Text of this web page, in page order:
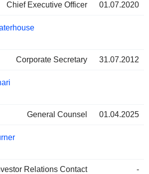
Chief Executive Officer 01.07.2020
Corporate Secretary 31.07.2012
General Counsel 01.04.2025
Relations Contact -